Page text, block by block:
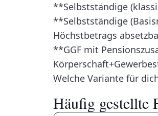
**Selbstständige
**Selbstständige
Höchstbetrags
**GGF mit
Welche Variante für
Häufig gestellte